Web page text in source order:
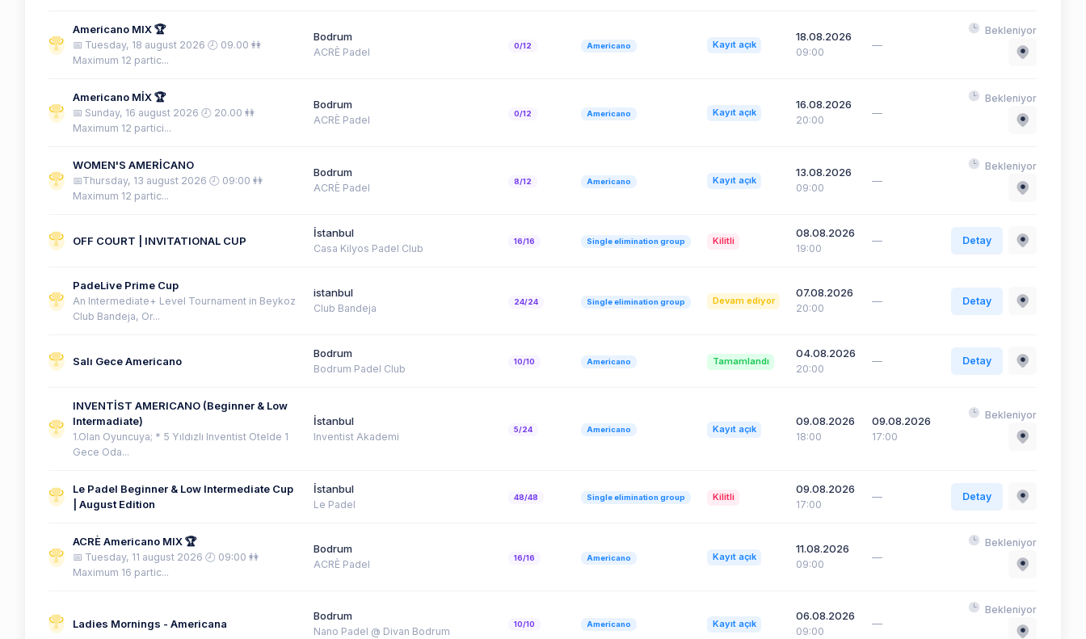
Americano MIX 🏆
📅 Tuesday, 18 august 2026 🕗 09.00 👭
Maximum 12 partic...
Bodrum
ACRÈ Padel
0/12 Americano Kayıt açık
18.08.2026
09:00
—
Bekleniyor
Americano MİX 🏆
📅 Sunday, 16 august 2026 🕗 20.00 👭
Maximum 12 partici...
Bodrum
ACRÈ Padel
0/12 Americano Kayıt açık
16.08.2026
20:00
—
Bekleniyor
WOMEN'S AMERİCANO
📅Thursday, 13 august 2026 🕗 09:00 👭
Maximum 12 partic...
Bodrum
ACRÈ Padel
8/12 Americano Kayıt açık
13.08.2026
09:00
—
Bekleniyor
OFF COURT | INVITATIONAL CUP
İstanbul
Casa Kilyos Padel Club
16/16 Single elimination group Kilitli
08.08.2026
19:00
— Detay
PadeLive Prime Cup
An Intermediate+ Level Tournament in Beykoz
Club Bandeja, Or...
istanbul
Club Bandeja
24/24 Single elimination group Devam ediyor
07.08.2026
20:00
— Detay
Salı Gece Americano
Bodrum
Bodrum Padel Club
10/10 Americano Tamamlandı
04.08.2026
20:00
— Detay
INVENTİST AMERICANO (Beginner & Low
Intermadiate)
1.Olan Oyuncuya; * 5 Yıldızlı Inventist Otelde 1
Gece Oda...
İstanbul
Inventist Akademi
5/24 Americano Kayıt açık
09.08.2026
18:00
09.08.2026
17:00
Bekleniyor
Le Padel Beginner & Low Intermediate Cup
| August Edition
İstanbul
Le Padel
48/48 Single elimination group Kilitli
09.08.2026
17:00
— Detay
ACRÈ Americano MIX 🏆
📅 Tuesday, 11 august 2026 🕗 09:00 👭
Maximum 16 partic...
Bodrum
ACRÈ Padel
16/16 Americano Kayıt açık
11.08.2026
09:00
—
Bekleniyor
Ladies Mornings - Americana
Bodrum
Nano Padel @ Divan Bodrum
10/10 Americano Kayıt açık
06.08.2026
09:00
—
Bekleniyor